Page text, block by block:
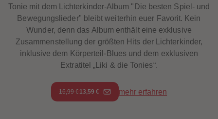
Tonie mit dem Lichterkinder-Album "Die besten Spiel- und
Bewegungslieder" bleibt weiterhin euer Favorit. Kein
Wunder, denn das Album enthält eine exklusive
Zusammenstellung der größten Hits der Lichterkinder,
inklusive dem Körperteil-Blues und dem exklusiven
Extratitel „Liki & die Tonies“.
16,99 €13,59 € mehr erfahren